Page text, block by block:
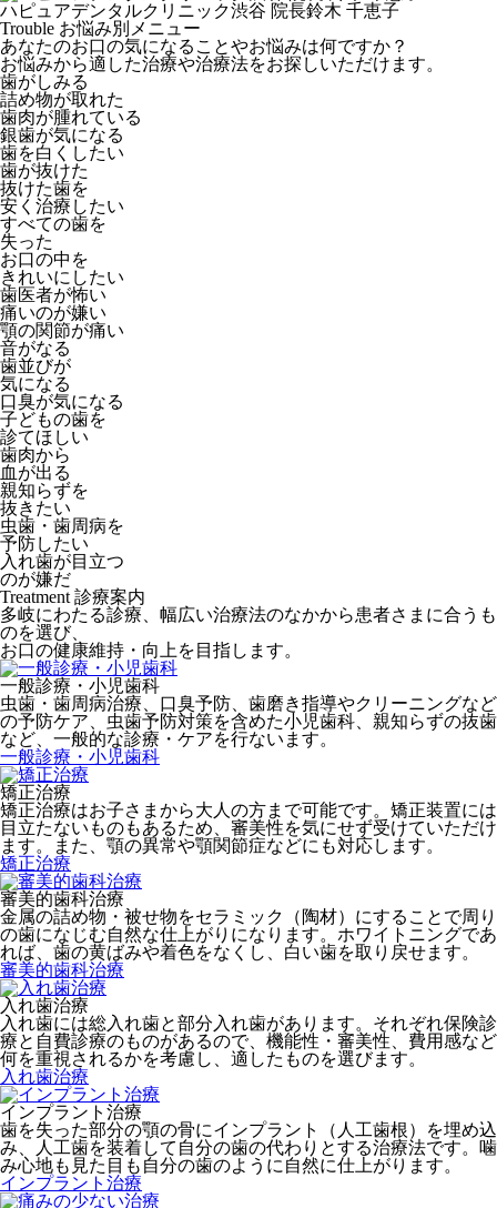
ハピュアデンタルクリニック渋谷 院長鈴木 千恵子
Trouble お悩み別メニュー
あなたのお口の気になることやお悩みは何ですか？
お悩みから適した治療や治療法をお探しいただけます。
歯がしみる
詰め物が取れた
歯肉が腫れている
銀歯が気になる
歯を白くしたい
歯が抜けた
抜けた歯を
安く治療したい
すべての歯を
失った
お口の中を
きれいにしたい
歯医者が怖い
痛いのが嫌い
顎の関節が痛い
音がなる
歯並びが
気になる
口臭が気になる
子どもの歯を
診てほしい
歯肉から
血が出る
親知らずを
抜きたい
虫歯・歯周病を
予防したい
入れ歯が目立つ
のが嫌だ
Treatment 診療案内
多岐にわたる診療、幅広い治療法のなかから患者さまに合うも
のを選び、
お口の健康維持・向上を目指します。
一般診療・小児歯科
虫歯・歯周病治療、口臭予防、歯磨き指導やクリーニングなど
の予防ケア、虫歯予防対策を含めた小児歯科、親知らずの抜歯
など、一般的な診療・ケアを行ないます。
一般診療・小児歯科
矯正治療
矯正治療はお子さまから大人の方まで可能です。矯正装置には
目立たないものもあるため、審美性を気にせず受けていただけ
ます。また、顎の異常や顎関節症などにも対応します。
矯正治療
審美的歯科治療
金属の詰め物・被せ物をセラミック（陶材）にすることで周り
の歯になじむ自然な仕上がりになります。ホワイトニングであ
れば、歯の黄ばみや着色をなくし、白い歯を取り戻せます。
審美的歯科治療
入れ歯治療
入れ歯には総入れ歯と部分入れ歯があります。それぞれ保険診
療と自費診療のものがあるので、機能性・審美性、費用感など
何を重視されるかを考慮し、適したものを選びます。
入れ歯治療
インプラント治療
歯を失った部分の顎の骨にインプラント（人工歯根）を埋め込
み、人工歯を装着して自分の歯の代わりとする治療法です。噛
み心地も見た目も自分の歯のように自然に仕上がります。
インプラント治療